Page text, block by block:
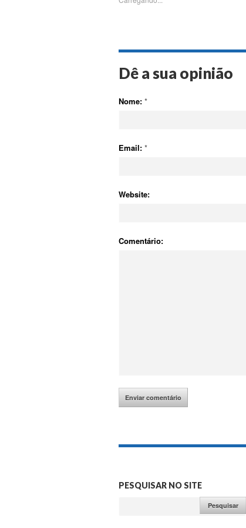
Dê a sua opinião
Nome: *
Email: *
Website:
Comentário:
PESQUISAR NO SITE